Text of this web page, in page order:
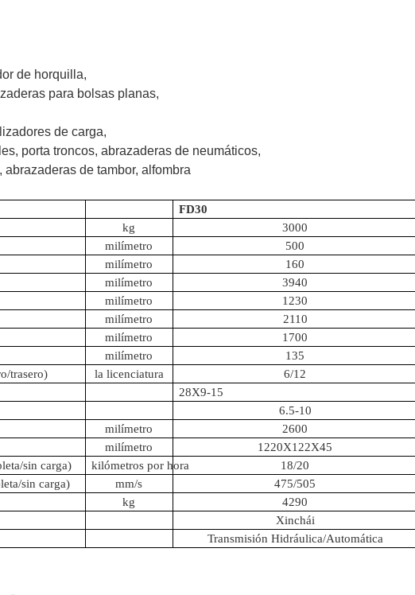
de horquilla,
para bolsas planas,
de carga,
porta troncos, abrazaderas de neumáticos,
de tambor, alfombra
FD30
kg
3000
milímetro
500
milímetro
160
milímetro
3940
milímetro
1230
milímetro
2110
milímetro
1700
milímetro
135
trasero)
la licenciatura
6/12
28X9-15
6.5-10
milímetro
2600
milímetro
1220X122X45
sin carga)
kilómetros por hora
18/20
sin carga)
mm/s
475/505
kg
4290
Xinchái
Transmisión Hidráulica/Automática